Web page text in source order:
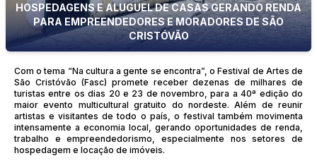
HOSPEDAGENS E ALUGUEL DE CASAS GERANDO RENDA
PARA EMPREENDEDORES E MORADORES DE SÃO
CRISTÓVÃO
Com o tema “Na cultura a gente se encontra”, o Festival de Artes de
São Cristóvão (Fasc) promete receber dezenas de milhares de
turistas entre os dias 20 e 23 de novembro, para a 40ª edição do
maior evento multicultural gratuito do nordeste. Além de reunir
artistas e visitantes de todo o país, o festival também movimenta
intensamente a economia local, gerando oportunidades de renda,
trabalho e empreendedorismo, especialmente nos setores de
hospedagem e locação de imóveis.